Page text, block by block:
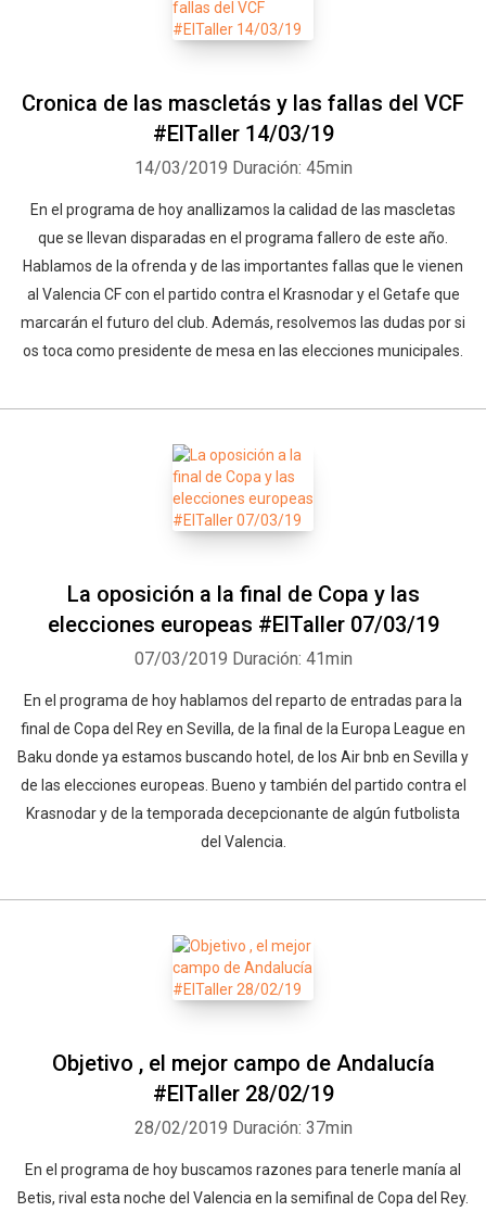
Cronica de las mascletás y las fallas del VCF
#ElTaller 14/03/19
14/03/2019 Duración: 45min
En el programa de hoy anallizamos la calidad de las mascletas
que se llevan disparadas en el programa fallero de este año.
Hablamos de la ofrenda y de las importantes fallas que le vienen
al Valencia CF con el partido contra el Krasnodar y el Getafe que
marcarán el futuro del club. Además, resolvemos las dudas por si
os toca como presidente de mesa en las elecciones municipales.
La oposición a la final de Copa y las
elecciones europeas #ElTaller 07/03/19
07/03/2019 Duración: 41min
En el programa de hoy hablamos del reparto de entradas para la
final de Copa del Rey en Sevilla, de la final de la Europa League en
Baku donde ya estamos buscando hotel, de los Air bnb en Sevilla y
de las elecciones europeas. Bueno y también del partido contra el
Krasnodar y de la temporada decepcionante de algún futbolista
del Valencia.
Objetivo , el mejor campo de Andalucía
#ElTaller 28/02/19
28/02/2019 Duración: 37min
En el programa de hoy buscamos razones para tenerle manía al
Betis, rival esta noche del Valencia en la semifinal de Copa del Rey.